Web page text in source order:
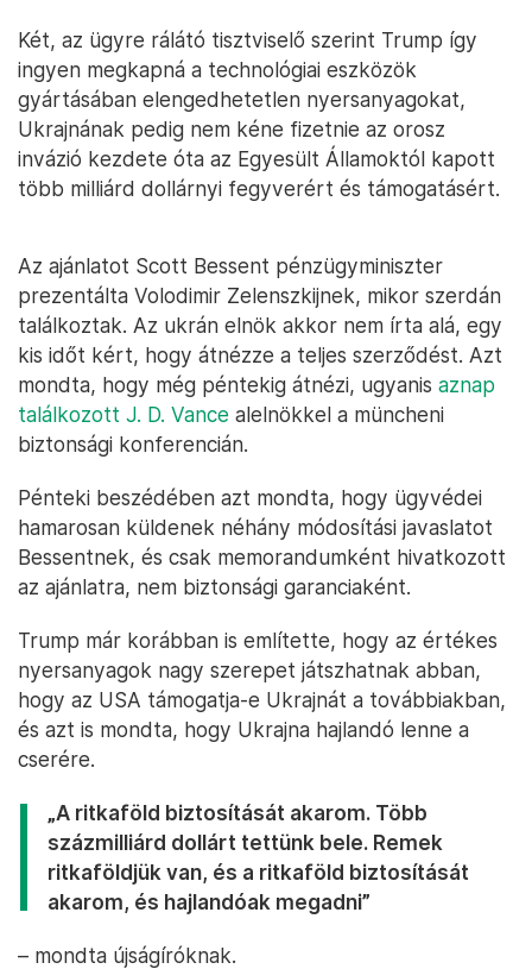
Két, az ügyre rálátó tisztviselő szerint Trump így
ingyen megkapná a technológiai eszközök
gyártásában elengedhetetlen nyersanyagokat,
Ukrajnának pedig nem kéne fizetnie az orosz
invázió kezdete óta az Egyesült Államoktól kapott
több milliárd dollárnyi fegyverért és támogatásért.
Az ajánlatot Scott Bessent pénzügyminiszter
prezentálta Volodimir Zelenszkijnek, mikor szerdán
találkoztak. Az ukrán elnök akkor nem írta alá, egy
kis időt kért, hogy átnézze a teljes szerződést. Azt
mondta, hogy még péntekig átnézi, ugyanis aznap
találkozott J. D. Vance alelnökkel a müncheni
biztonsági konferencián.
Pénteki beszédében azt mondta, hogy ügyvédei
hamarosan küldenek néhány módosítási javaslatot
Bessentnek, és csak memorandumként hivatkozott
az ajánlatra, nem biztonsági garanciaként.
Trump már korábban is említette, hogy az értékes
nyersanyagok nagy szerepet játszhatnak abban,
hogy az USA támogatja-e Ukrajnát a továbbiakban,
és azt is mondta, hogy Ukrajna hajlandó lenne a
cserére.
„A ritkaföld biztosítását akarom. Több
százmilliárd dollárt tettünk bele. Remek
ritkaföldjük van, és a ritkaföld biztosítását
akarom, és hajlandóak megadni”
– mondta újságíróknak.